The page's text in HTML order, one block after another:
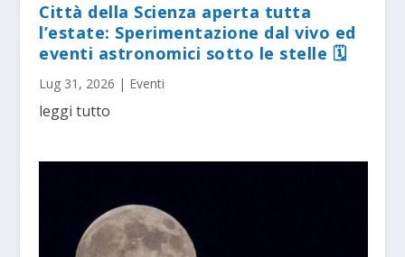
Città della Scienza aperta tutta
l’estate: Sperimentazione dal vivo ed
eventi astronomici sotto le stelle 🗓
Lug 31, 2026 | Eventi
leggi tutto